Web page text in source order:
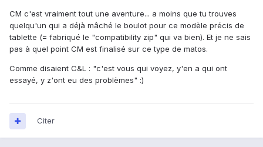
CM c'est vraiment tout une aventure... a moins que tu trouves
quelqu'un qui a déjà mâché le boulot pour ce modèle précis de
tablette (= fabriqué le "compatibility zip" qui va bien). Et je ne sais
pas à quel point CM est finalisé sur ce type de matos.
Comme disaient C&L : "c'est vous qui voyez, y'en a qui ont
essayé, y z'ont eu des problèmes" :)
Citer